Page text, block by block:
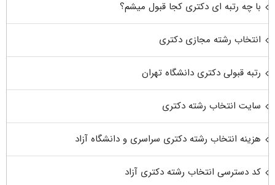
با چه رتبه ای دکتری کجا قبول میشم؟
انتخاب رشته مجازی دکتری
رتبه قبولی دکتری دانشگاه تهران
سایت انتخاب رشته دکتری
هزینه انتخاب رشته دکتری سراسری و دانشگاه آزاد
کد دسترسی انتخاب رشته دکتری آزاد